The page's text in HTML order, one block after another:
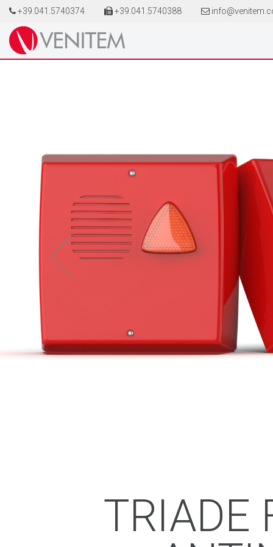
+39.041.5740374 +39.041.5740388
TRIADE